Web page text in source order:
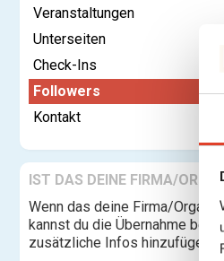
Veranstaltungen
Unterseiten
Check-Ins
Followers
Kontakt
IST DAS DEINE FIRMA/
Wenn das deine Firma/
kannst du die Übernahme
zusätzliche Infos hinzufügen.